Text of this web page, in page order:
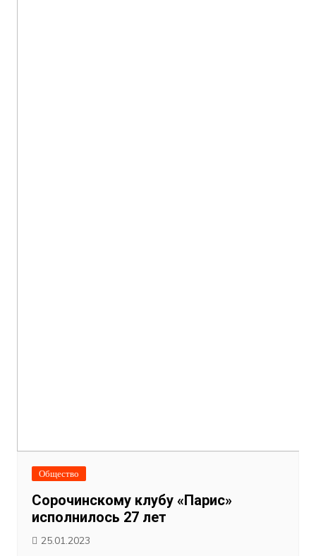
Общество
Сорочинскому клубу «Парис»
исполнилось 27 лет
25.01.2023